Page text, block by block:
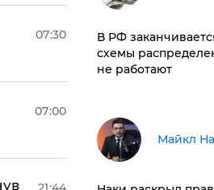
07:30
07:00
​В РФ
схемы
не работают
Майкл